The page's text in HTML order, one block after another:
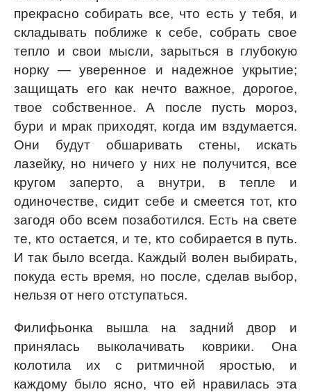
прекрасно собирать все, что есть у тебя, и
складывать поближе к себе, собрать свое
тепло и свои мысли, зарыться в глубокую
норку — уверенное и надежное укрытие;
защищать его как нечто важное, дорогое,
твое собственное. А после пусть мороз,
бури и мрак приходят, когда им вздумается.
Они будут обшаривать стены, искать
лазейку, но ничего у них не получится, все
кругом заперто, а внутри, в тепле и
одиночестве, сидит себе и смеется тот, кто
загодя обо всем позаботился. Есть на свете
те, кто остается, и те, кто собирается в путь.
И так было всегда. Каждый волен выбирать,
покуда есть время, но после, сделав выбор,
нельзя от него отступаться.
Филифьонка вышла на задний двор и
принялась выколачивать коврики. Она
колотила их с ритмичной яростью, и
каждому было ясно, что ей нравилась эта